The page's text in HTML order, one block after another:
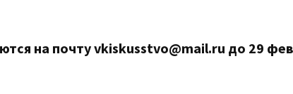
на почтуvkiskusstvo@mail.ru до 29